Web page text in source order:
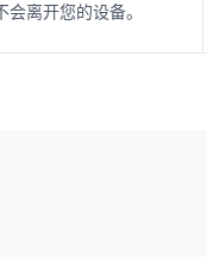
离开您的设备。